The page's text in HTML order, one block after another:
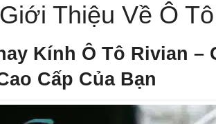
Thiệu Về Ô
Kính Ô Tô Rivian –
Cấp Của Bạn